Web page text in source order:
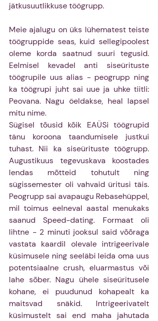
jätkusuutlikkuse töögrupp.
Meie ajalugu on üks lühematest teiste
töögruppide seas, kuid sellegipoolest
oleme korda saatnud suuri tegusid.
Eelmisel kevadel anti siseürituste
töögrupile uus alias - peogrupp ning
ka töögrupi juht sai uue ja uhke tiitli:
Peovana. Nagu öeldakse, heal lapsel
mitu nime.
Sügisel tõusid kõik EAÜSi töögrupid
tänu koroona taandumisele justkui
tuhast. Nii ka siseürituste töögrupp.
Augustikuus tegevuskava koostades
lendas mõtteid tohutult ning
sügissemester oli vahvaid üritusi täis.
Peogrupp sai avapaugu Rebasehüppel,
mil toimus eelneval aastal menukaks
saanud Speed-dating. Formaat oli
lihtne - 2 minuti jooksul said võõraga
vastata kaardil olevale intrigeerivale
küsimusele ning seeläbi leida oma uus
potentsiaalne crush, eluarmastus või
lahe sõber. Nagu ühele siseüritusele
kohane, ei puudunud kohapealt ka
maitsvad snäkid. Intrigeerivatelt
küsimustelt sai end maha jahutada